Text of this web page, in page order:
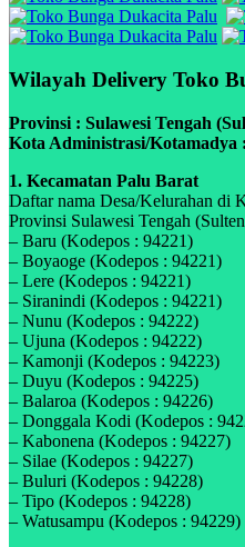
Wilayah Delivery Toko
Provinsi : Sulawesi Tengah
Kota Administrasi/Kotamadya
1. Kecamatan Palu Barat
Daftar nama Desa/Kelurahan di
Provinsi Sulawesi Tengah
– Baru (Kodepos : 94221)
– Boyaoge (Kodepos : 94221)
– Lere (Kodepos : 94221)
– Siranindi (Kodepos : 94221)
– Nunu (Kodepos : 94222)
– Ujuna (Kodepos : 94222)
– Kamonji (Kodepos : 94223)
– Duyu (Kodepos : 94225)
– Balaroa (Kodepos : 94226)
– Donggala Kodi (Kodepos :
– Kabonena (Kodepos : 94227)
– Silae (Kodepos : 94227)
– Buluri (Kodepos : 94228)
– Tipo (Kodepos : 94228)
– Watusampu (Kodepos : 94229)